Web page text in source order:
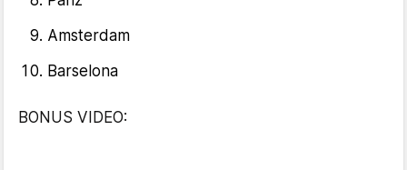
Amsterdam
Barselona ​
BONUS VIDEO: